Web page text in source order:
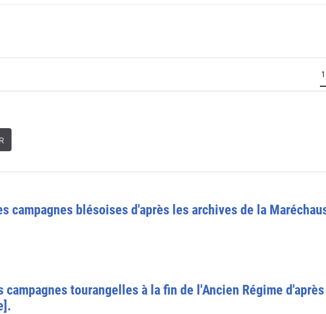
campagnes blésoises d'après les archives de la
tourangelles à la fin de l'Ancien Régime